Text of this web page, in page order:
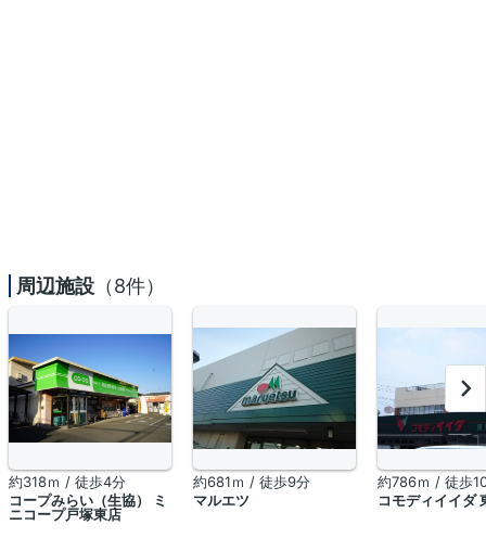
周辺施設 （8件）
約318ｍ / 徒歩4分
コープみらい（生協） ミ
ニコープ戸塚東店
約681ｍ / 徒歩9分
マルエツ
約786ｍ / 徒歩
コモディイイダ